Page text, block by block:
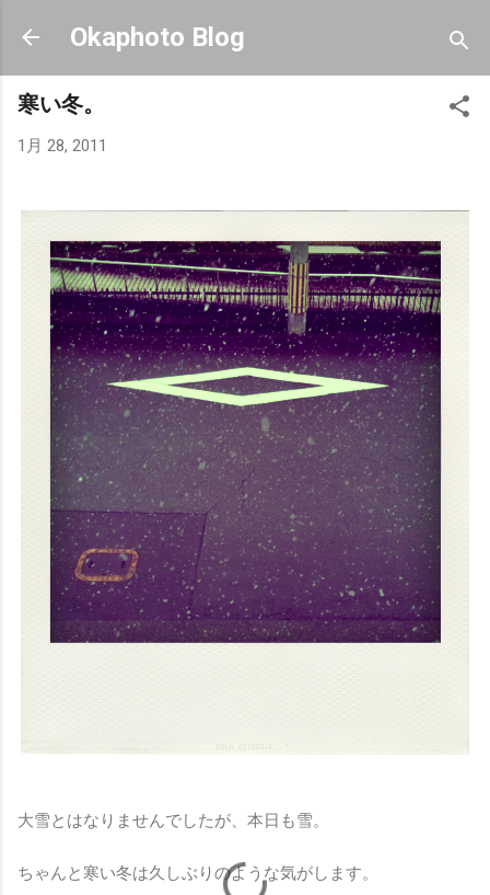
スキップしてメイン コンテンツに移動
Okaphoto Blog
寒い冬。
1月 28, 2011
大雪とはなりませんでしたが、本日も雪。
ちゃんと寒い冬は久しぶりのような気がします。